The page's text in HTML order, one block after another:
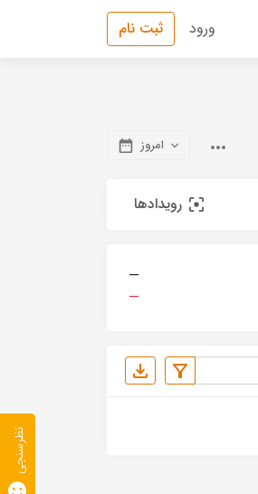
ورود ثبت نام
امروز
رویدادها
—
—
نظرسنجی